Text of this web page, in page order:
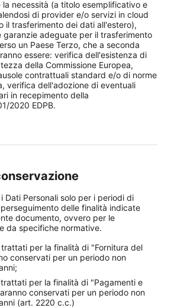
necessità (a titolo esemplificativo e
di provider e/o servizi in cloud
il trasferimento dei dati all'estero),
garanzie adeguate per il trasferimento
un Paese Terzo, che a seconda
essere: verifica dell'esistenza di
della Commissione Europea,
contrattuali standard e/o di norme
verifica dell'adozione di eventuali
in recepimento della
2020 EDPB.
Dati Personali solo per i periodi di
delle finalità indicate
documento, ovvero per le
da specifiche normative.
trattati per la finalità di "Fornitura del
conservati per un periodo non
per la finalità di "Pagamenti e
conservati per un periodo non
(art. 2220 c.c.)